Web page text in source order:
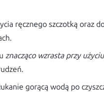
ręcznego szczotką oraz
znacząco wzrasta przy
gorącą wodą po